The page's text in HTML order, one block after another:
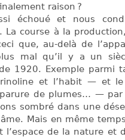
raison ?
échoué et nous
La course à la
que, au-delà de
mal qu’il y a un
1920. Exemple parmi
et l’habit — et
de plumes… — par
sombré dans une
Mais en même
l’espace de la nature et